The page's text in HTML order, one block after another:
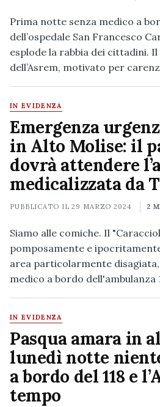
Prima notte senza medico a
dell’ospedale San Francesco
esplode la rabbia dei cittadini.
dell’Asrem, motivato per
IN EVIDENZA
Emergenza
in Alto Molise: il
dovrà attendere
medicalizzata da
PUBBLICATO IL29 MARZO 2024 2
Siamo alle comiche. Il
pomposamente e
area particolarmente
medico a bordo dell'ambulanza
IN EVIDENZA
Pasqua amara in
lunedì notte
a bordo del 118 e
tempo